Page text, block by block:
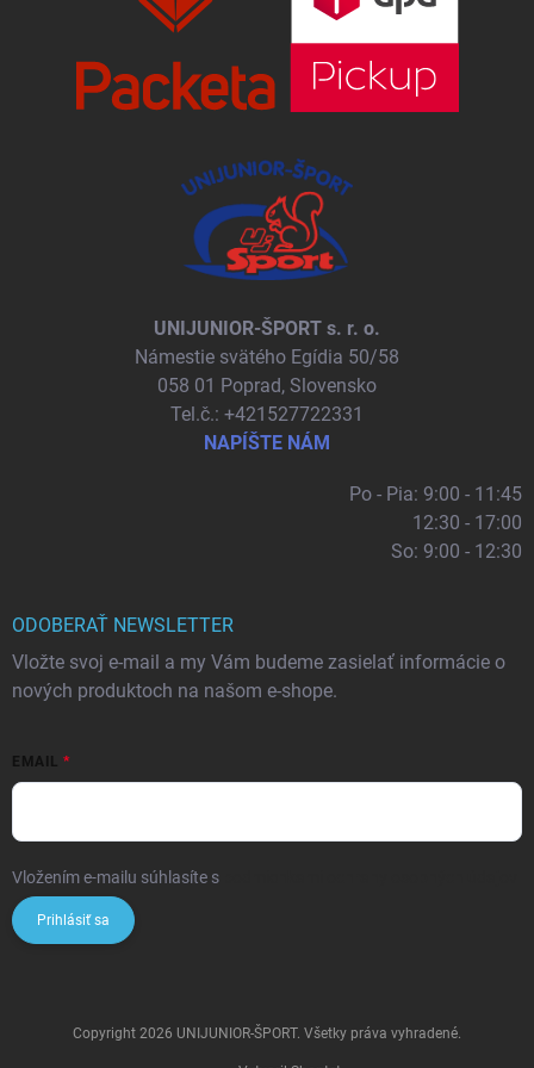
UNIJUNIOR-ŠPORT s. r. o.
Námestie svätého Egídia 50/58
058 01 Poprad, Slovensko
Tel.č.: +421527722331
NAPÍŠTE NÁM
Po - Pia: 9:00 - 11:45
12:30 - 17:00
So: 9:00 - 12:30
ODOBERAŤ NEWSLETTER
Vložte svoj e-mail a my Vám budeme zasielať informácie o
nových produktoch na našom e-shope.
EMAIL
Vložením e-mailu súhlasíte s
Prihlásiť sa
Copyright 2026 UNIJUNIOR-ŠPORT. Všetky práva vyhradené.